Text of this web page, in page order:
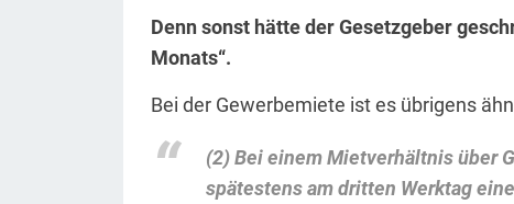
Denn sonst hätte der Gesetzgeber
Monats“.
Bei der Gewerbemiete ist es übrigens
(2)Bei einem Mietverhältnis über
spätestens am dritten Werktag